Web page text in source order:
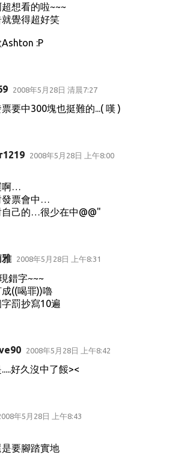
想看的啦~~~
覺得超好笑
:P
2008年5月28日 清晨7:27
要中300塊也挺難的...( 嘆 )
2008年5月28日 上午8:00
…
票會中…
自己的…很少在中@@"
雅 2008年5月28日 上午8:31
錯字~~~
((喝罪))嚕
罰抄寫10遍
2008年5月28日 上午8:42
好久沒中了餒><
年5月28日 上午8:43
要腳踏實地